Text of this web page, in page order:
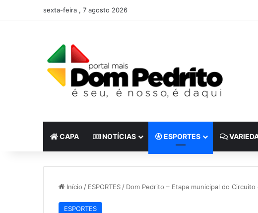
sexta-feira , 7 agosto 2026
CAPA NOTÍCIAS ESPORTES
Início / ESPORTES / Dom Pedrito – Etapa municipal do
ESPORTES